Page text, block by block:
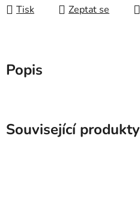
Tisk Zeptat se
Popis
Související produkty